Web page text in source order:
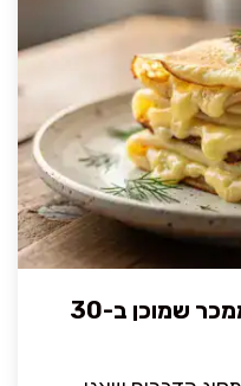
הבלינצס גבינה המלוח הממכר שמוכן ב-30